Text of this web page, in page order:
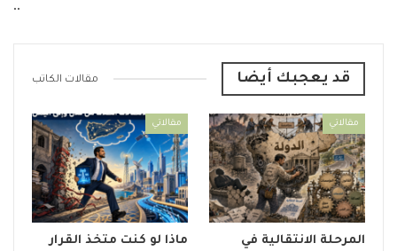
..
قد يعجبك أيضا مقالات الكاتب
مقالاتي
المرحلة الانتقالية في
مقالاتي
ماذا لو كنت متخذ القرار